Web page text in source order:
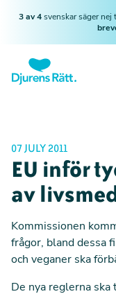
3 av 4svenskar säger
07 JULY 2011
EU inför
av
Kommissionen
frågor, bland dessa
och veganer ska
De nya reglerna